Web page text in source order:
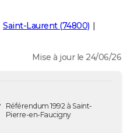
Saint-Laurent (74800)
Mise à jour le 24/06/26
Référendum 1992 à Saint-
Pierre-en-Faucigny